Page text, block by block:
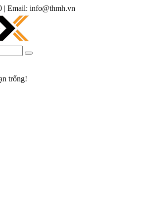
| Email: info@thmh.vn
trống!